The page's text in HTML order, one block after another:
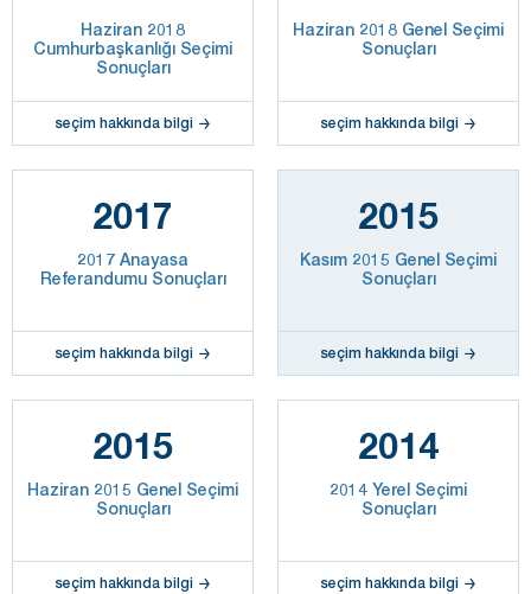
Haziran 2018
Cumhurbaşkanlığı Seçimi
Sonuçları
seçim hakkında bilgi
Haziran 2018 Genel Seçimi
Sonuçları
seçim hakkında bilgi
2017
2017 Anayasa
Referandumu Sonuçları
seçim hakkında bilgi
2015
Kasım 2015 Genel Seçimi
Sonuçları
seçim hakkında bilgi
2015
Haziran 2015 Genel Seçimi
Sonuçları
seçim hakkında bilgi
2014
2014 Yerel Seçimi
Sonuçları
seçim hakkında bilgi